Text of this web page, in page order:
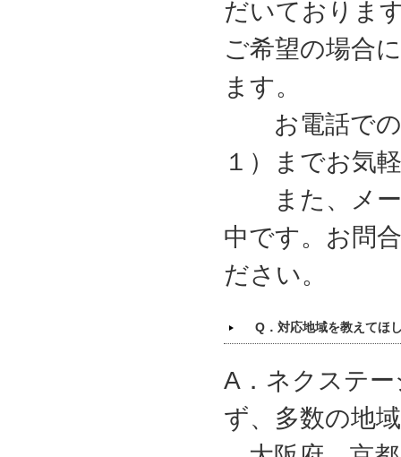
だいておりま
ご希望の場合
ます。
お電話での
１）までお気
また、メー
中です。お問
ださい。
Q．対応地域を教えてほ
A．ネクステ
ず、多数の地